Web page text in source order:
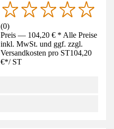
(0)
Preis — 104,20 € * Alle Preise
inkl. MwSt. und ggf. zzgl.
Versandkosten pro ST104,20
€*/ ST